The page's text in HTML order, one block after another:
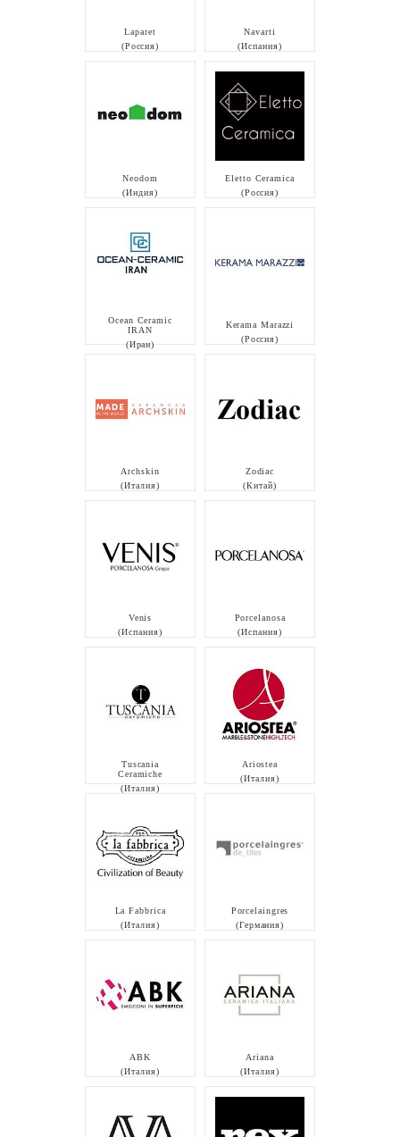
Laparet
(Россия)
Navarti
(Испания)
Neodom
(Индия)
Eletto Ceramica
(Россия)
Ocean Ceramic
IRAN
(Иран)
Kerama Marazzi
(Россия)
Archskin
(Италия)
Zodiac
(Китай)
Venis
(Испания)
Porcelanosa
(Испания)
Tuscania
Ceramiche
(Италия)
Ariostea
(Италия)
La Fabbrica
(Италия)
Porcelaingres
(Германия)
ABK
(Италия)
Ariana
(Италия)